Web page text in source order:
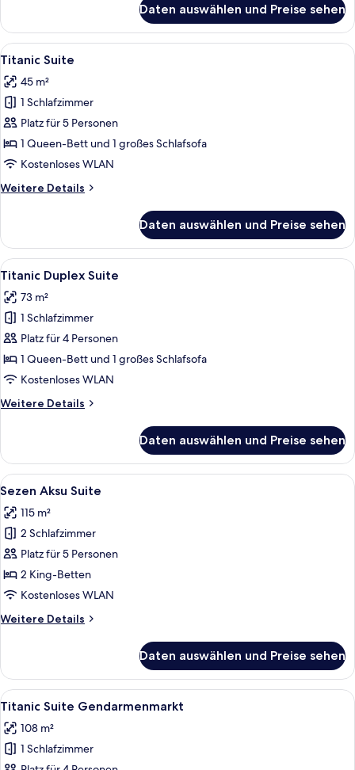
Duplex
Suite
Daten auswählen und Preise sehen
Alle
Fotos
für
Titanic
Suite
anzeigen
Ein Hotelzimmer mit Sofa, einem
6
Titanic Suite
45 m²
1 Schlafzimmer
Platz für 5 Personen
1 Queen-Bett und 1 großes Schlafsofa
Kostenloses WLAN
Weitere Details
Weitere
Suite
Daten auswählen und Preise sehen
Alle
Fotos
für
Titanic
Duplex
Suite
anzeigen
Ein Hotelzimmer mit einer
4
Titanic Duplex Suite
73 m²
1 Schlafzimmer
Platz für 4 Personen
1 Queen-Bett und 1 großes Schlafsofa
Kostenloses WLAN
Weitere Details
Weitere
Duplex
Suite
Daten auswählen und Preise sehen
Alle
Fotos
für
Sezen
Aksu
Suite
anzeigen
Ein modernes Schlafzimmer mit
10
Sezen Aksu Suite
115 m²
2 Schlafzimmer
Platz für 5 Personen
2 King-Betten
Kostenloses WLAN
Weitere Details
Weitere
Aksu
Suite
Daten auswählen und Preise sehen
Alle
Fotos
für
Titanic
Ein modernes Hotelzimmer mit einer
7
Titanic Suite Gendarmenmarkt
108 m²
1 Schlafzimmer